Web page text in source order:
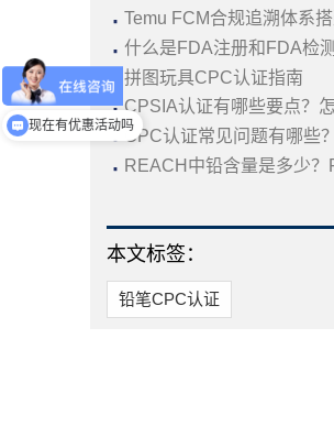
· Temu FCM合规追溯体系搭
· 什么是FDA注册和FDA检测
·拼图玩具CPC认证指南
·CPSIA认证有哪些要点？怎
· CPC认证常见问题有哪些？
· REACH中铅含量是多少？
本文标签：
铅笔CPC认证
现在有优惠活动吗